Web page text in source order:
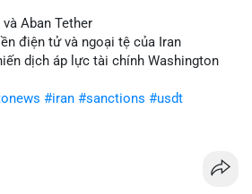
Aban Tether
điện tử và ngoại tệ của Iran
dịch áp lực tài chính Washington
#iran #sanctions #usdt